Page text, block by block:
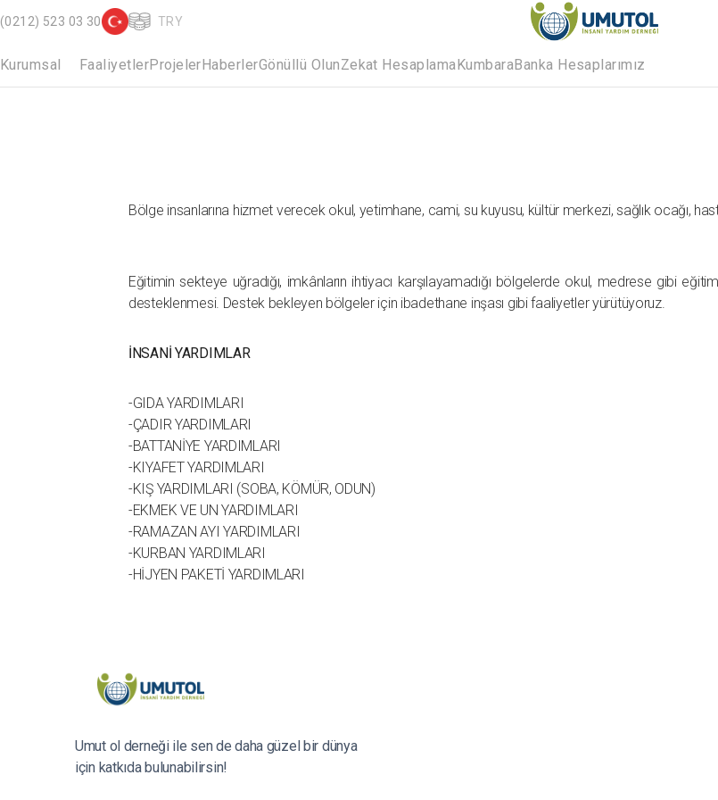
(0212) 523 03 30 TRY
Kurumsal FaaliyetlerProjelerHaberlerGönüllü OlunZekat HesaplamaKumbaraBanka Hesaplarımız
Bölge insanlarına hizmet verecek okul, yetimhane, cami, su kuyusu, kültür merkezi, sağlık ocağı,
Eğitimin sekteye uğradığı, imkânların ihtiyacı karşılayamadığı bölgelerde okul, medrese gibi
desteklenmesi. Destek bekleyen bölgeler için ibadethane inşası gibi faaliyetler yürütüyoruz.
İNSANİ YARDIMLAR
-GIDA YARDIMLARI
-ÇADIR YARDIMLARI
-BATTANİYE YARDIMLARI
-KIYAFET YARDIMLARI
-KIŞ YARDIMLARI (SOBA, KÖMÜR, ODUN)
-EKMEK VE UN YARDIMLARI
-RAMAZAN AYI YARDIMLARI
-KURBAN YARDIMLARI
-HİJYEN PAKETİ YARDIMLARI
Umut ol derneği ile sen de daha güzel bir dünya
için katkıda bulunabilirsin!